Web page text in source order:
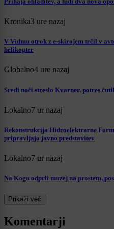
Kronika3 ure nazaj
V Vidmu otrok z e-skirojem trčil v
helikopter
Globalno4 ure nazaj
Sredi noči streslo Kvarner, potres
Lokalno7 ur nazaj
Rekonstrukcija Hidroelektrarne
pripravljajo javno predstavitev
Lokalno7 ur nazaj
Na Kogu odprli muzej na prostem,
Prikaži več
Komentarji